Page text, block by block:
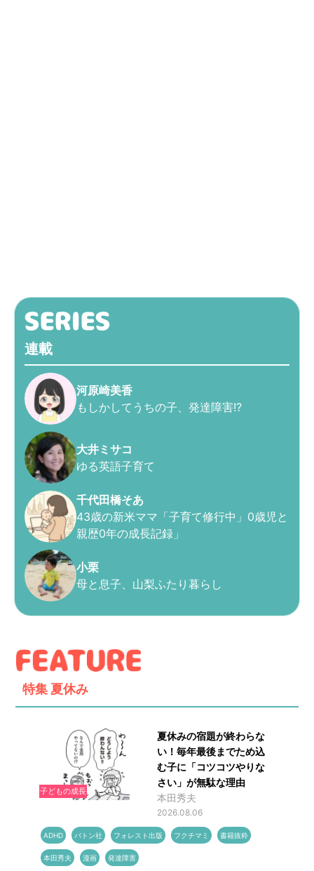
連載
河原崎美香
もしかしてうちの子、発達障害!?
大井ミサコ
ゆる英語子育て
千代田橋そあ
43歳の新米ママ「子育て修行中」0歳児と
親歴0年の成長記録」
小栗
母と息子、山梨ふたり暮らし
特集 夏休み
子どもの成長
夏休みの宿題が終わらな
い！毎年最後までため込
む子に「コツコツやりな
さい」が無駄な理由
本田秀夫
2026.08.06
ADHD バトン社 フォレスト出版 フクチマミ 書籍抜粋
本田秀夫 漫画 発達障害